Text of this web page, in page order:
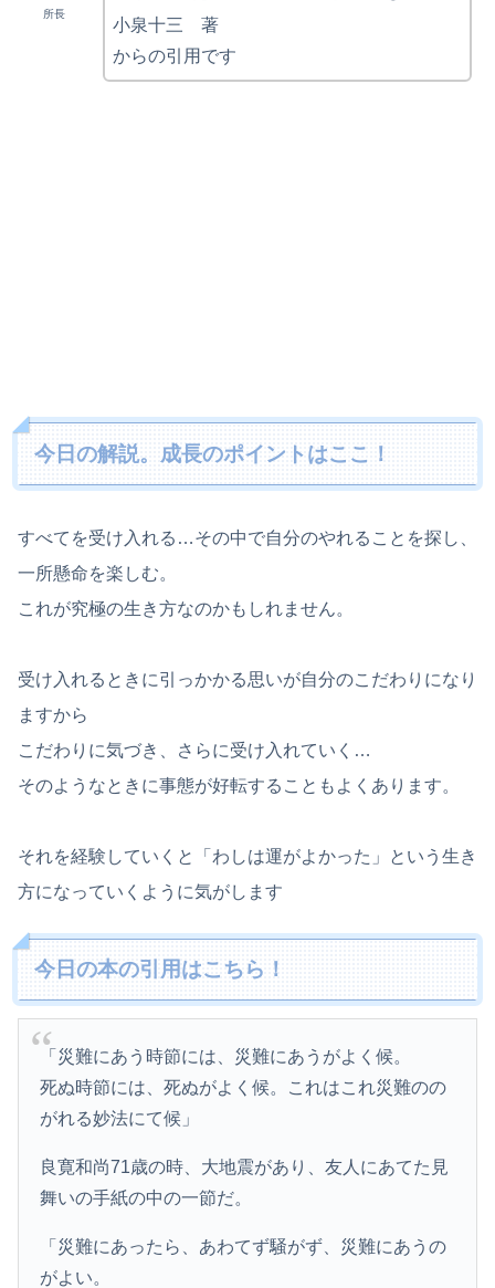
所長
小泉十三 著
からの引用です
今日の解説。成長のポイントはここ！
すべてを受け入れる…その中で自分のやれることを探し、
一所懸命を楽しむ。
これが究極の生き方なのかもしれません。
受け入れるときに引っかかる思いが自分のこだわりになり
ますから
こだわりに気づき、さらに受け入れていく…
そのようなときに事態が好転することもよくあります。
それを経験していくと「わしは運がよかった」という生き
方になっていくように気がします
今日の本の引用はこちら！
「災難にあう時節には、災難にあうがよく候。
死ぬ時節には、死ぬがよく候。これはこれ災難のの
がれる妙法にて候」
良寛和尚71歳の時、大地震があり、友人にあてた見
舞いの手紙の中の一節だ。
「災難にあったら、あわてず騒がず、災難にあうの
がよい。